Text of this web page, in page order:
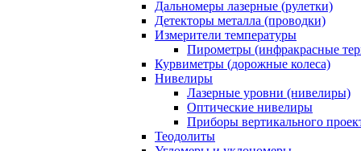
Дальномеры лазерные (рулетки)
Детекторы металла (проводки)
Измерители температуры
Пирометры (инфракрасные
Курвиметры (дорожные колеса)
Нивелиры
Лазерные уровни (нивелиры)
Оптические нивелиры
Приборы вертикального
Теодолиты